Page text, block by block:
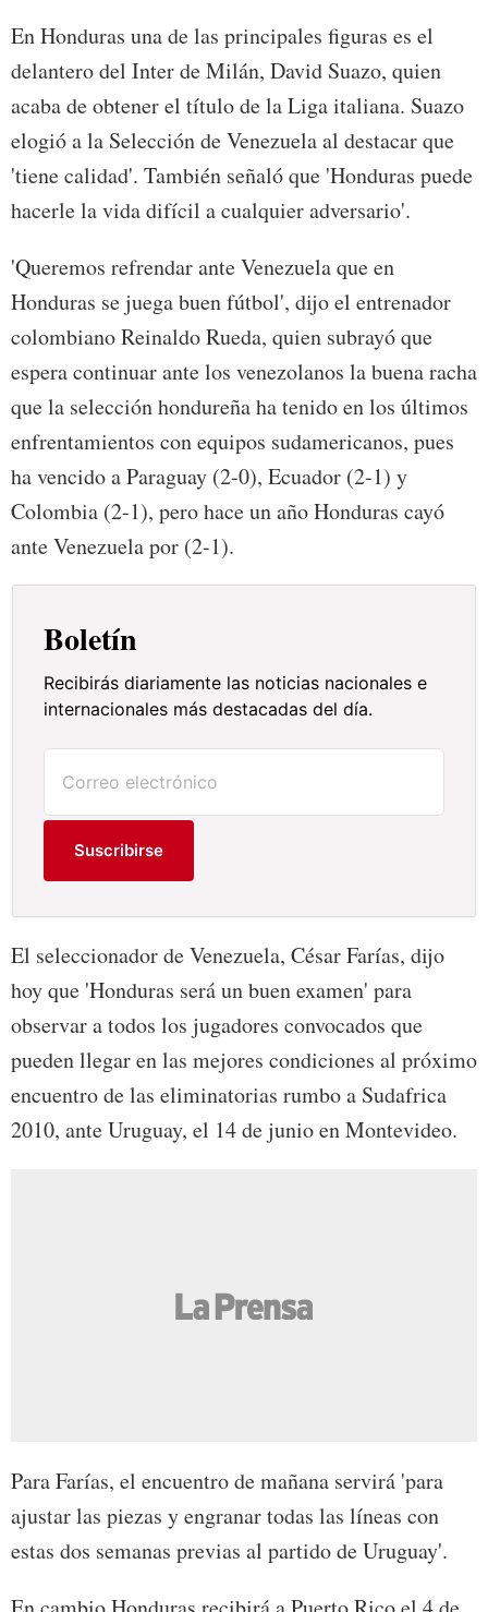
En Honduras una de las principales figuras es el
delantero del Inter de Milán, David Suazo, quien
acaba de obtener el título de la Liga italiana. Suazo
elogió a la Selección de Venezuela al destacar que
'tiene calidad'. También señaló que 'Honduras puede
hacerle la vida difícil a cualquier adversario'.
'Queremos refrendar ante Venezuela que en
Honduras se juega buen fútbol', dijo el entrenador
colombiano Reinaldo Rueda, quien subrayó que
espera continuar ante los venezolanos la buena racha
que la selección hondureña ha tenido en los últimos
enfrentamientos con equipos sudamericanos, pues
ha vencido a Paraguay (2-0), Ecuador (2-1) y
Colombia (2-1), pero hace un año Honduras cayó
ante Venezuela por (2-1).
Boletín
Recibirás diariamente las noticias nacionales e
internacionales más destacadas del día.
Suscribirse
El seleccionador de Venezuela, César Farías, dijo
hoy que 'Honduras será un buen examen' para
observar a todos los jugadores convocados que
pueden llegar en las mejores condiciones al próximo
encuentro de las eliminatorias rumbo a Sudafrica
2010, ante Uruguay, el 14 de junio en Montevideo.
Para Farías, el encuentro de mañana servirá 'para
ajustar las piezas y engranar todas las líneas con
estas dos semanas previas al partido de Uruguay'.